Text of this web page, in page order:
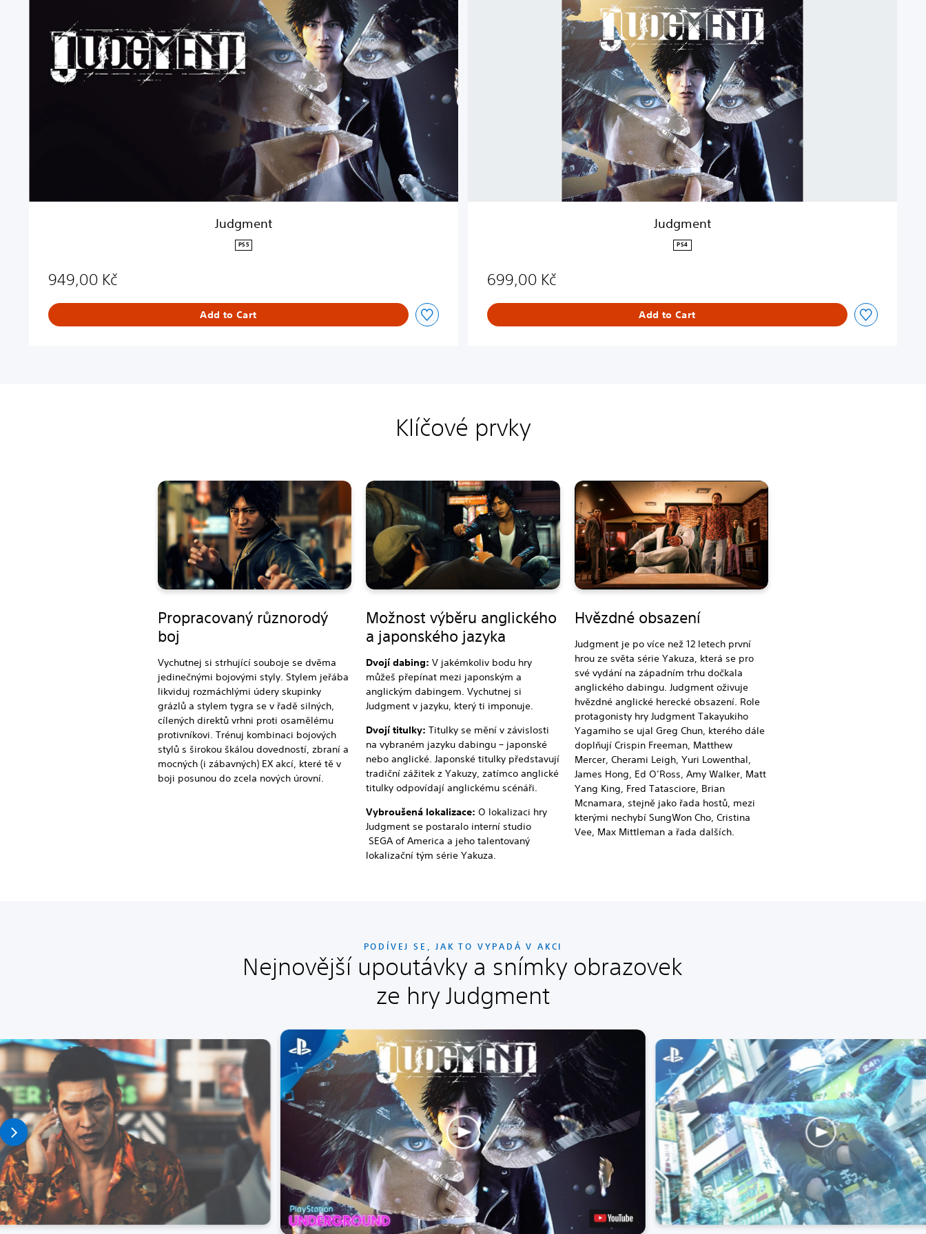
Judgment
PS5
949,00 Kč
Add to Cart
Judgment
PS4
699,00 Kč
Add to Cart
Klíčové prvky
Propracovaný různorodý
boj
Vychutnej si strhující souboje se dvěma
jedinečnými bojovými styly. Stylem jeřába
likviduj rozmáchlými údery skupinky
grázlů a stylem tygra se v řadě silných,
cílených direktů vrhni proti osamělému
protivníkovi. Trénuj kombinaci bojových
stylů s širokou škálou dovedností, zbraní a
mocných (i zábavných) EX akcí, které tě v
boji posunou do zcela nových úrovní.
Možnost výběru anglického
a japonského jazyka
Dvojí dabing: V jakémkoliv bodu hry
můžeš přepínat mezi japonským a
anglickým dabingem. Vychutnej si
Judgment v jazyku, který ti imponuje.
Dvojí titulky: Titulky se mění v závislosti
na vybraném jazyku dabingu – japonské
nebo anglické. Japonské titulky představují
tradiční zážitek z Yakuzy, zatímco anglické
titulky odpovídají anglickému scénáři.
Vybroušená lokalizace: O lokalizaci hry
Judgment se postaralo interní studio
SEGA of America a jeho talentovaný
lokalizační tým série Yakuza.
Hvězdné obsazení
Judgment je po více než 12 letech první
hrou ze světa série Yakuza, která se pro
své vydání na západním trhu dočkala
anglického dabingu. Judgment oživuje
hvězdné anglické herecké obsazení. Role
protagonisty hry Judgment Takayukiho
Yagamiho se ujal Greg Chun, kterého dále
doplňují Crispin Freeman, Matthew
Mercer, Cherami Leigh, Yuri Lowenthal,
James Hong, Ed O’Ross, Amy Walker, Matt
Yang King, Fred Tatasciore, Brian
Mcnamara, stejně jako řada hostů, mezi
kterými nechybí SungWon Cho, Cristina
Vee, Max Mittleman a řada dalších.
PODÍVEJ SE, JAK TO VYPADÁ V AKCI
Nejnovější upoutávky a snímky obrazovek
ze hry Judgment